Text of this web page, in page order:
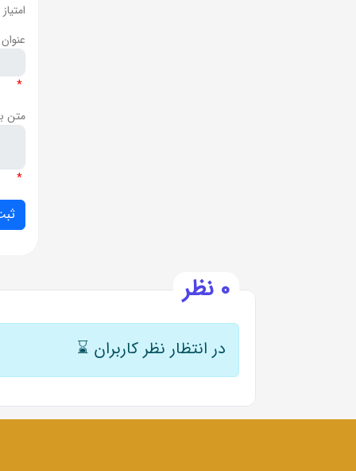
امتیاز
*
متن
*
0 نظر
در انتظار نظر کاربران ⌛